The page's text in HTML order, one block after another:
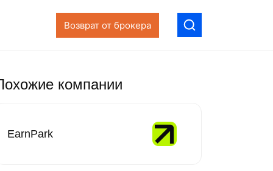
Возврат от брокера
компании
EarnPark